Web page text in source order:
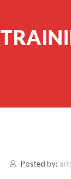
Posted by: